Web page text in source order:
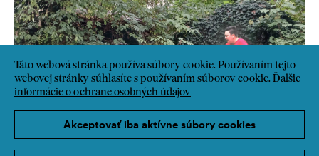
Táto webová stránka používa súbory cookie. Používaním tejto
webovej stránky súhlasíte s používaním súborov cookie. Ďalšie
informácie o ochrane osobných údajov
Akceptovať iba aktívne súbory cookies